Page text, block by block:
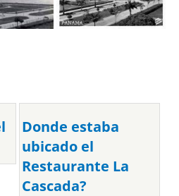
Donde estaba
ubicado el
Restaurante La
Cascada?